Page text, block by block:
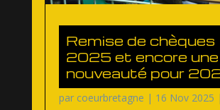
Remise de chèques
2025 et encore une
nouveauté pour
par coeurbretagne | 16 Nov 2025 |